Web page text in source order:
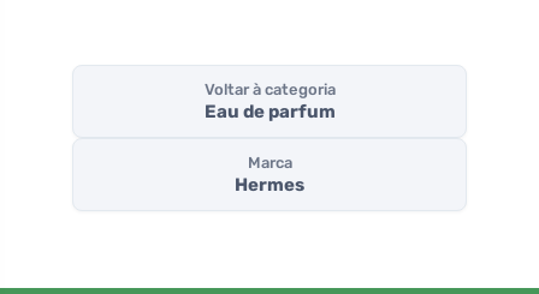
Voltar à categoria
Eau de parfum
Marca
Hermes